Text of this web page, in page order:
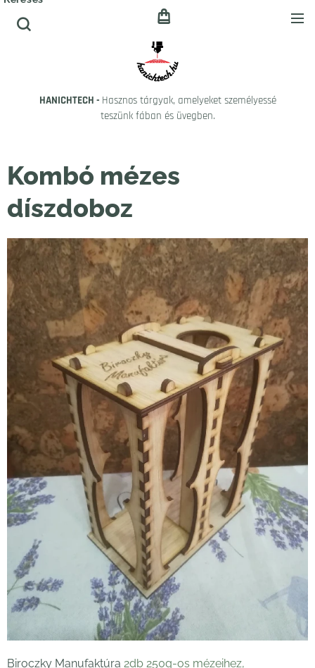
HANICHTECH - Hasznos tárgyak, amelyeket személyessé
teszünk fában és üvegben.
Kombó mézes
díszdoboz
Biroczky Manufaktúra 2db 250g-os mézeihez,